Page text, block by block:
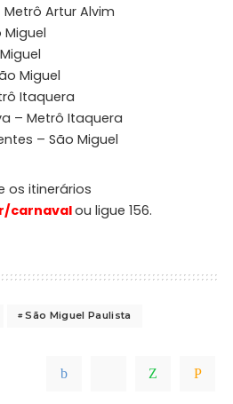
Metrô Artur Alvim
Miguel
Miguel
Itaquera
– Metrô Itaquera
– São Miguel
os itinerários
carnavalou ligue 156.
São Miguel Paulista